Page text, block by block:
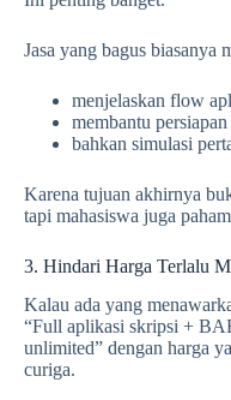
Jasa yang bagus biasanya
menjelaskan flow
membantu
bahkan simulasi
Karena tujuan akhirnya
tapi mahasiswa juga
3. Hindari Harga Terlalu
Kalau ada yang
“Full aplikasi skripsi +
unlimited” dengan harga
curiga.